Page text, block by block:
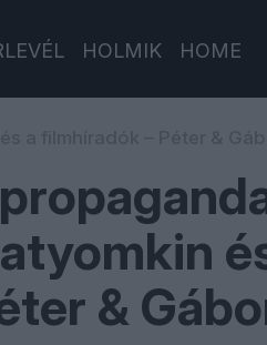
HOLMIK HOME
&